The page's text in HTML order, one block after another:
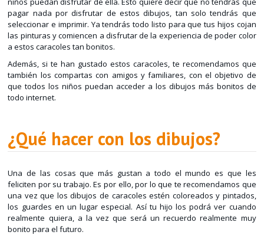
pagar nada por disfrutar de estos dibujos, tan solo tendrás que
seleccionar e imprimir. Ya tendrás todo listo para que tus hijos cojan
las pinturas y comiencen a disfrutar de la experiencia de poder color
a estos caracoles tan bonitos.
Además, si te han gustado estos caracoles, te recomendamos que
también los compartas con amigos y familiares, con el objetivo de
que todos los niños puedan acceder a los dibujos más bonitos de
todo internet.
¿Qué hacer con los dibujos?
Una de las cosas que más gustan a todo el mundo es que les
feliciten por su trabajo. Es por ello, por lo que te recomendamos que
una vez que los dibujos de caracoles estén coloreados y pintados,
los guardes en un lugar especial. Así tu hijo los podrá ver cuando
realmente quiera, a la vez que será un recuerdo realmente muy
bonito para el futuro.